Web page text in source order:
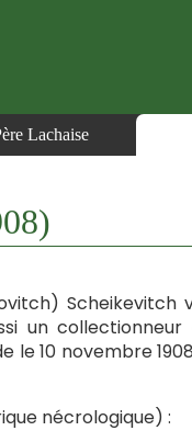
Lachaise
un
le 10 novembre
nécrologique) :